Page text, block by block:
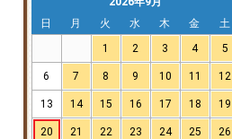
日
月 火 水 木 金
土
1
2 3 4 5
6 7 8 9 10 11 12
13 14 15 16 17 18 19
20 21 22 23 24 25 26